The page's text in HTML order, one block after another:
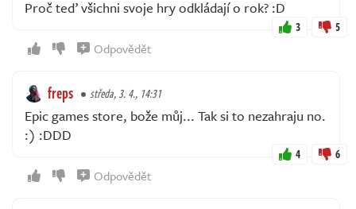
Proč teď všichni svoje hry odkládají o rok? :D
3 5
Odpovědět
freps středa, 3. 4., 14:31
Epic games store, bože můj... Tak si to nezahraju no.
:) :DDD
4 6
Odpovědět